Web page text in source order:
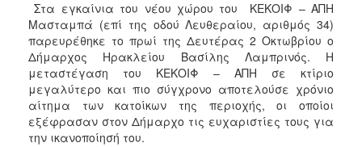
Αδειοδότηση
&
Έλεγχος
Βρεφονηπιακών
Σταθμών
Δημοτικό
Ιατρείο
Στα εγκαίνια του νέου χώρου του ΚΕΚΟΙΦ – ΑΠΗ
Μασταμπά (επί της οδού Λευθεραίου, αριθμός 34)
παρευρέθηκε το πρωί της Δευτέρας 2 Οκτωβρίου ο
Δήμαρχος Ηρακλείου Βασίλης Λαμπρινός. Η
μεταστέγαση του ΚΕΚΟΙΦ – ΑΠΗ σε κτίριο
μεγαλύτερο και πιο σύγχρονο αποτελούσε χρόνιο
αίτημα των κατοίκων της περιοχής, οι οποίοι
εξέφρασαν στον Δήμαρχο τις ευχαριστίες τους για
την ικανοποίησή του.